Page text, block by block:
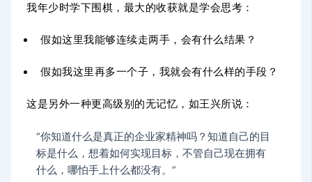
我年少时学下围棋，最大的收获就是学会思考：
假如这里我能够连续走两手，会有什么结果？
假如我这里再多一个子，我就会有什么样的手段？
这是另外一种更高级别的无记忆，如王兴所说：
“你知道什么是真正的企业家精神吗？知道自己的目
标是什么，想着如何实现目标，不管自己现在拥有
什么，哪怕手上什么都没有。”